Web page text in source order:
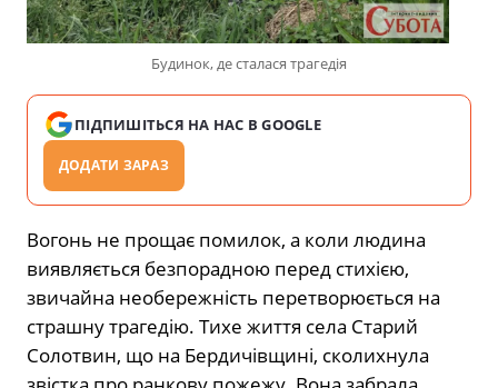
Будинок, де сталася трагедія
ПІДПИШІТЬСЯ НА НАС В GOOGLE
ДОДАТИ ЗАРАЗ
Вогонь не прощає помилок, а коли людина
виявляється безпорадною перед стихією,
звичайна необережність перетворюється на
страшну трагедію. Тихе життя села Старий
Солотвин, що на Бердичівщині, сколихнула